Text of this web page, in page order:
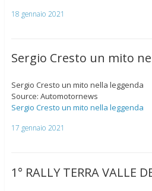
18 gennaio 2021
Sergio Cresto un mito
Sergio Cresto un mito nella leggenda
Source: Automotornews
Sergio Cresto un mito nella leggenda
17 gennaio 2021
1° RALLY TERRA VALLE